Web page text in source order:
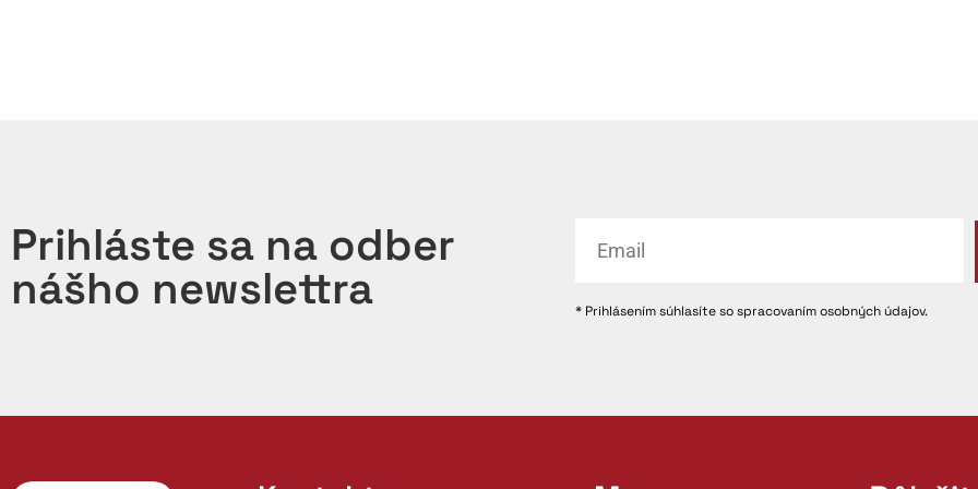
Prihláste sa na odber
nášho newslettra * Prihlásením súhlasíte so spracovaním osobných údajov.